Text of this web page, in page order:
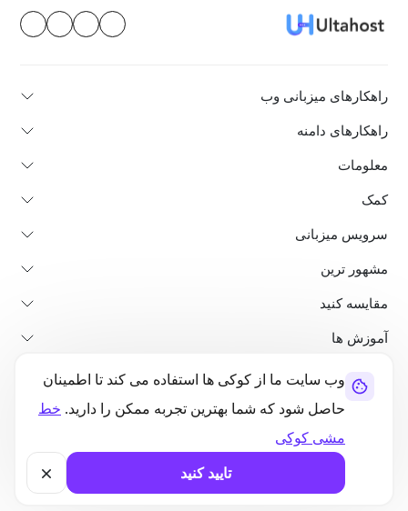
وب سایت ما از کوکی ها استفاده می کند تا اطمینان
حاصل شود که شما بهترین تجربه ممکن را دارید. خط
مشی کوکی
تایید کنید
راهکارهای میزبانی وب
راهکارهای دامنه
معلومات
کمک
سرویس میزبانی
مشهور ترین
مقایسه کنید
آموزش ها
در باره ما
سیاست حفظ حریم خصوصیقانونی بودننقشه سایت